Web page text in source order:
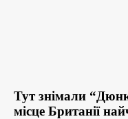
Тут знімали
місце Британії